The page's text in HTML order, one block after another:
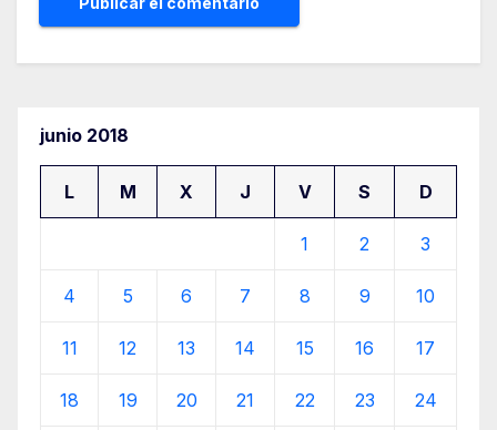
junio 2018
L M X J V S D
1 2 3
4 5 6 7 8 9 10
11 12 13 14 15 16 17
18 19 20 21 22 23 24